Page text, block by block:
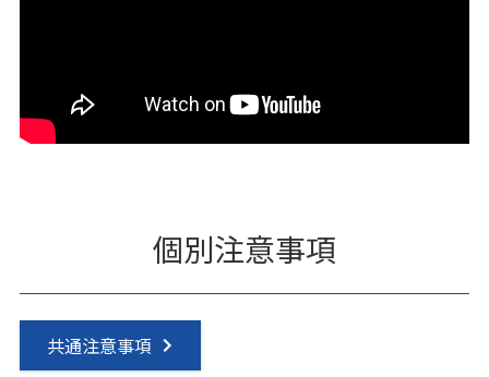
個別注意事項
共通注意事項